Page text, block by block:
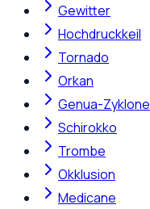
Gewitter
Hochdruckkeil
Tornado
Orkan
Genua-Zyklone
Schirokko
Trombe
Okklusion
Medicane